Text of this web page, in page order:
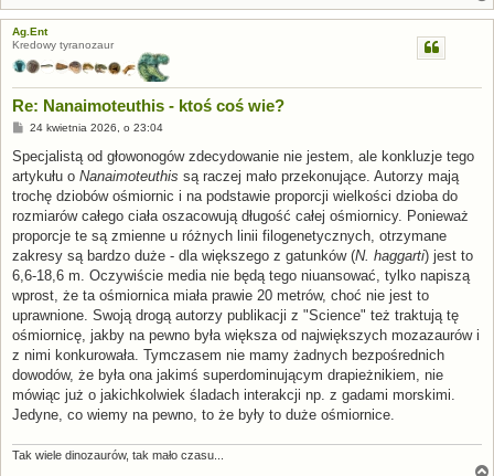
Ag.Ent
Kredowy tyranozaur
Re: Nanaimoteuthis - ktoś coś wie?
P
s
24 kwietnia 2026, o 23:04
Specjalistą od głowonogów zdecydowanie nie jestem, ale konkluzje tego
artykułu o Nanaimoteuthis są raczej mało przekonujące. Autorzy mają
trochę dziobów ośmiornic i na podstawie proporcji wielkości dzioba do
rozmiarów całego ciała oszacowują długość całej ośmiornicy. Ponieważ
proporcje te są zmienne u różnych linii filogenetycznych, otrzymane
zakresy są bardzo duże - dla większego z gatunków (N. haggarti) jest to
6,6-18,6 m. Oczywiście media nie będą tego niuansować, tylko napiszą
wprost, że ta ośmiornica miała prawie 20 metrów, choć nie jest to
uprawnione. Swoją drogą autorzy publikacji z "Science" też traktują tę
ośmiornicę, jakby na pewno była większa od największych mozazaurów i
z nimi konkurowała. Tymczasem nie mamy żadnych bezpośrednich
dowodów, że była ona jakimś superdominującym drapieżnikiem, nie
mówiąc już o jakichkolwiek śladach interakcji np. z gadami morskimi.
Jedyne, co wiemy na pewno, to że były to duże ośmiornice.
Tak wiele dinozaurów, tak mało czasu...